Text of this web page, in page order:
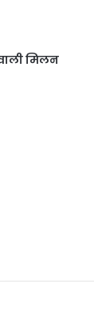
मिलन